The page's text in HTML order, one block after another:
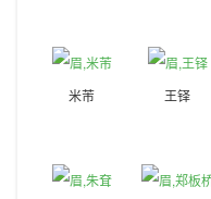
米芾 王铎